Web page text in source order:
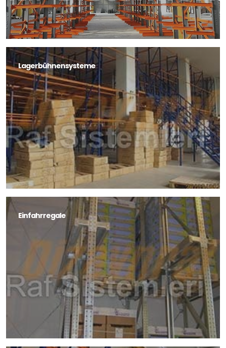
Lagerbühnensysteme
Einfahrregale